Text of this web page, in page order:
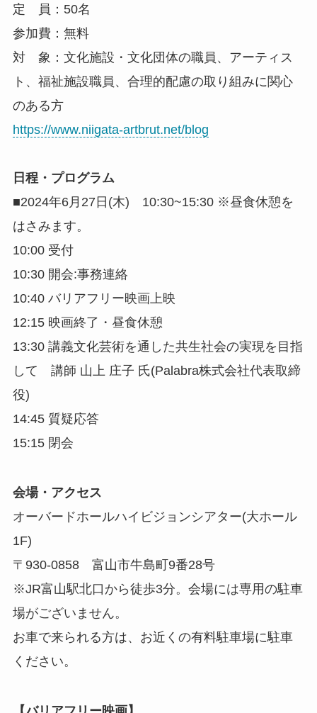
定 員：50名
参加費：無料
対 象：文化施設・文化団体の職員、アーティス
ト、福祉施設職員、合理的配慮の取り組みに関心
のある方
https://www.niigata-artbrut.net/blog
日程・プログラム
■2024年6月27日(木) 10:30~15:30 ※昼食休憩を
はさみます。
10:00 受付
10:30 開会:事務連絡
10:40 バリアフリー映画上映
12:15 映画終了・昼食休憩
13:30 講義文化芸術を通した共生社会の実現を目指
して 講師 山上 庄子 氏(Palabra株式会社代表取締
役)
14:45 質疑応答
15:15 閉会
会場・アクセス
オーバードホールハイビジョンシアター(大ホール
1F)
〒930-0858 富山市牛島町9番28号
※JR富山駅北口から徒歩3分。会場には専用の駐車
場がございません。
お車で来られる方は、お近くの有料駐車場に駐車
ください。